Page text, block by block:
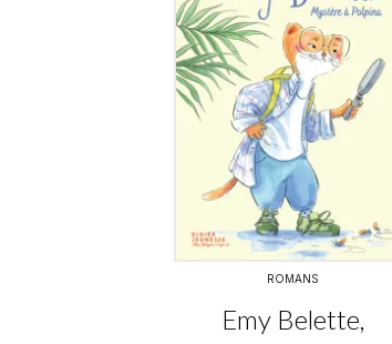
ROMANS
Emy Belette,